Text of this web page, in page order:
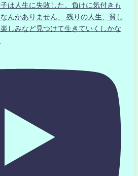
は人生に失敗した。負けに気付きも
んかありません、 残りの人生、貧し
しみなど見つけて生きていくしかな